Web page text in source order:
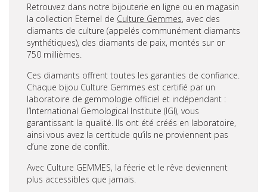
Retrouvez dans notre bijouterie en ligne ou en magasin
la collection Eternel de Culture Gemmes, avec des
diamants de culture (appelés communément diamants
synthétiques), des diamants de paix, montés sur or
750 millièmes.
Ces diamants offrent toutes les garanties de confiance.
Chaque bijou Culture Gemmes est certifié par un
laboratoire de gemmologie officiel et indépendant :
l’International Gemological Institute (IGI), vous
garantissant la qualité. Ils ont été créés en laboratoire,
ainsi vous avez la certitude qu’ils ne proviennent pas
d’une zone de conflit.
Avec Culture GEMMES, la féerie et le rêve deviennent
plus accessibles que jamais.